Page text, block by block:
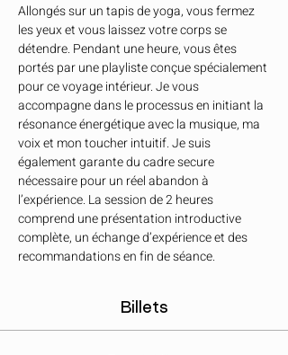
Allongés sur un tapis de yoga, vous fermez
les yeux et vous laissez votre corps se
détendre. Pendant une heure, vous êtes
portés par une playliste conçue spécialement
pour ce voyage intérieur. Je vous
accompagne dans le processus en initiant la
résonance énergétique avec la musique, ma
voix et mon toucher intuitif. Je suis
également garante du cadre secure
nécessaire pour un réel abandon à
l’expérience. La session de 2 heures
comprend une présentation introductive
complète, un échange d’expérience et des
recommandations en fin de séance.
Billets